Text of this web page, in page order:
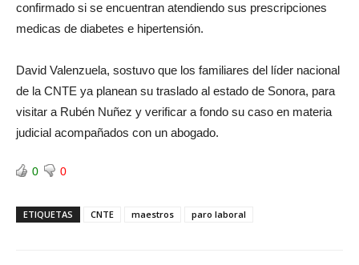
confirmado si se encuentran atendiendo sus prescripciones
medicas de diabetes e hipertensión.
David Valenzuela, sostuvo que los familiares del líder nacional
de la CNTE ya planean su traslado al estado de Sonora, para
visitar a Rubén Nuñez y verificar a fondo su caso en materia
judicial acompañados con un abogado.
0 0
ETIQUETAS CNTE maestros paro laboral